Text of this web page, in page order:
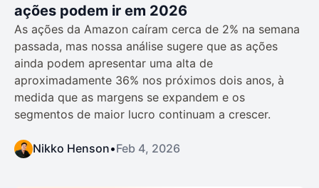
ações podem ir em 2026
As ações da Amazon caíram cerca de 2% na semana
passada, mas nossa análise sugere que as ações
ainda podem apresentar uma alta de
aproximadamente 36% nos próximos dois anos, à
medida que as margens se expandem e os
segmentos de maior lucro continuam a crescer.
Nikko Henson•Feb 4, 2026